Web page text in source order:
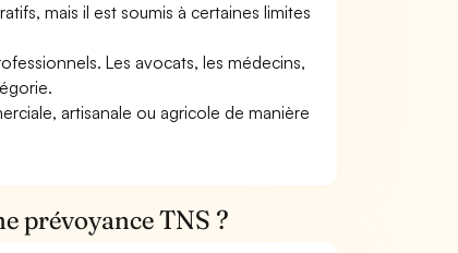
mais il est soumis à certaines limites
Les avocats, les médecins,
artisanale ou agricole de manière
prévoyance TNS ?